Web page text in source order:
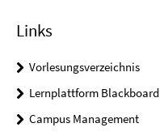
Links
Vorlesungsverzeichnis
Lernplattform Blackboard
Campus Management